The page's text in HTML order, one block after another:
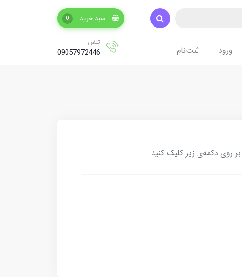
سبد خرید 0
ورود ثبت‌نام
تلفن
09057972446
روی دکمه‌ی زیر کلیک کنید.